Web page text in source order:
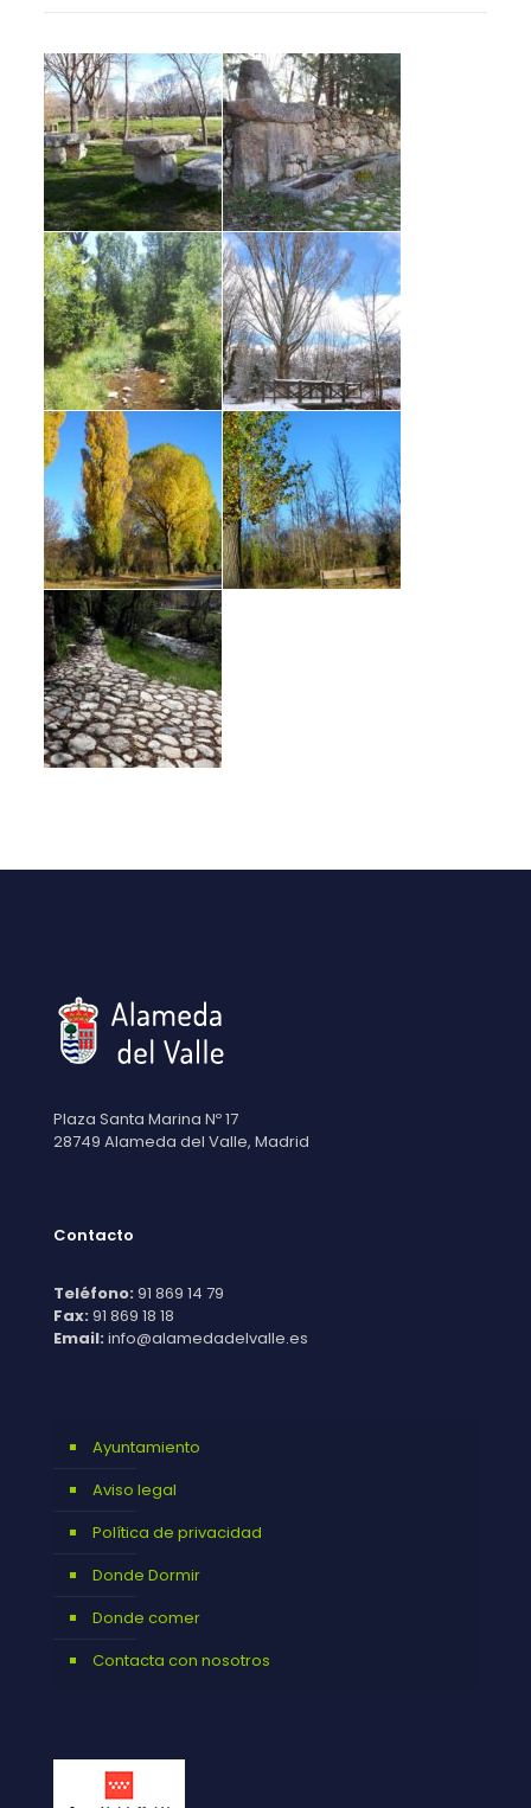
Plaza Santa Marina Nº 17
28749 Alameda del Valle, Madrid
Contacto
Teléfono: 91 869 14 79
Fax: 91 869 18 18
Email: info@alamedadelvalle.es
Ayuntamiento
Aviso legal
Política de privacidad
Donde Dormir
Donde comer
Contacta con nosotros